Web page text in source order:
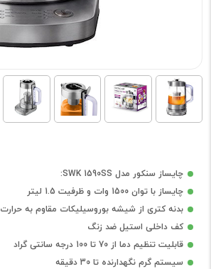
چایساز سنکور مدل SWK 1590SS:
چایساز با توان 1500 وات و ظرفیت 1.5 لیتر
بدنه کتری از شیشه بوروسیلیکات مقاوم به حرارت
کف داخلی استیل ضد زنگ
قابلیت تنظیم دما از 70 تا 100 درجه سانتی گراد
سیستم گرم نگهدارنده تا 30 دقیقه